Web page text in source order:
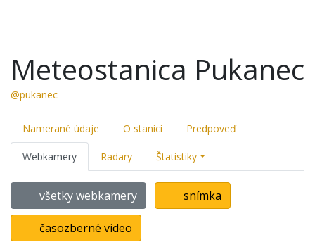
Meteostanica Pukanec
@pukanec
Namerané údaje O stanici Predpoveď
Webkamery Radary Štatistiky
všetky webkamery snímka
časozberné video